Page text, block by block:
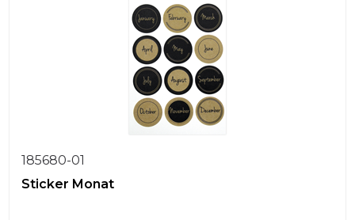
185680-01
Sticker Monat